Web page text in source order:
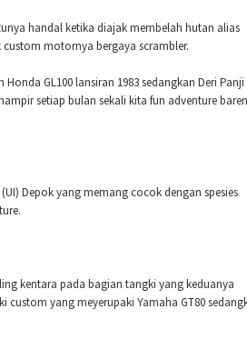
handal ketika diajak membelah hutan alias
motornya bergaya scrambler.
GL100 lansiran 1983 sedangkan Deri Panji
setiap bulan sekali kita fun adventure
Depok yang memang cocok dengan spesies
kentara pada bagian tangki yang keduanya
yang meyerupaki Yamaha GT80